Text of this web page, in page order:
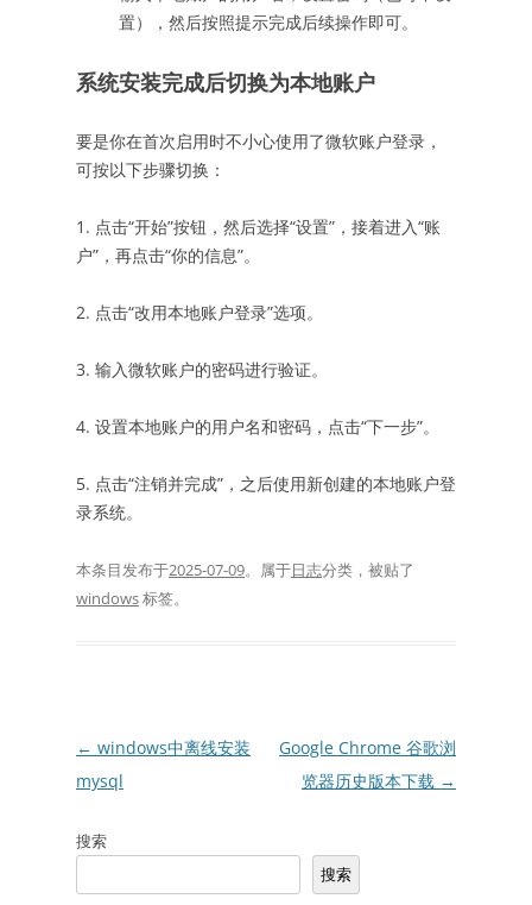
置），然后按照提示完成后续操作即可。
系统安装完成后切换为本地账户
要是你在首次启用时不小心使用了微软账户登录，
可按以下步骤切换：
1. 点击“开始”按钮，然后选择“设置”，接着进入“账
户”，再点击“你的信息”。
2. 点击“改用本地账户登录”选项。
3. 输入微软账户的密码进行验证。
4. 设置本地账户的用户名和密码，点击“下一步”。
5. 点击“注销并完成”，之后使用新创建的本地账户登
录系统。
本条目发布于2025-07-09。属于日志分类，被贴了
windows标签。
文
章
航
← windows中离线安装
mysql
Google Chrome 谷歌浏
览器历史版本下载 →
搜索
搜索